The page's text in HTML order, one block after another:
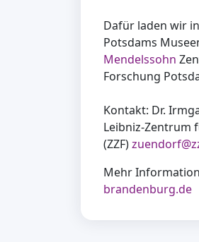
Dafür laden wir
Potsdams
Mendelssohn
Forschung
Kontakt: Dr.
Leibniz-Zentrum
(ZZF)
Mehr
brandenburg.de